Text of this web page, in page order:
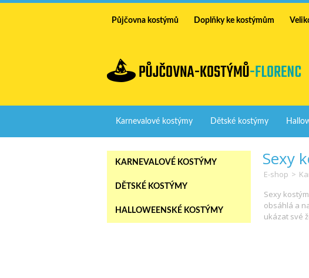
Půjčovna kostýmů Doplňky ke kostýmům
Karnevalové kostýmy Dětské kostýmy
KARNEVALOVÉ KOSTÝMY
DĚTSKÉ KOSTÝMY
HALLOWEENSKÉ KOSTÝMY
Sexy
E-shop >
Sexy
obsáhlá a
ukázat své